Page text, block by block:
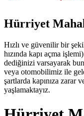
Hürriyet
Hızlı ve güvenilir bir
hızında kapı açma
dediğinizi varsayarak
veya otomobilimiz ile
şartlarda kapınıza zarar
yaşlamaktayız.